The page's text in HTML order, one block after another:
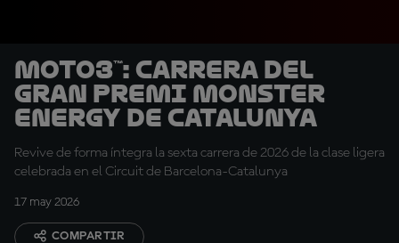
Moto3™: Carrera del
Gran Premi Monster
Energy de Catalunya
Revive de forma íntegra la sexta carrera de 2026 de la clase ligera
celebrada en el Circuit de Barcelona-Catalunya
17 may 2026
COMPARTIR